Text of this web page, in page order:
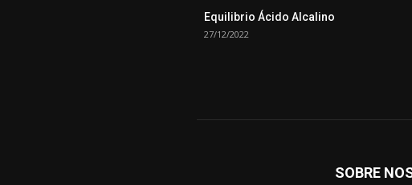
Equilibrio Ácido Alcalino
27/12/2022
SOBRE